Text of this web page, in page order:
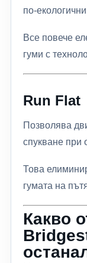
по-
Все повече
гуми с
Run Flat
Позволява
спукване при
Това
гумата на
Какво